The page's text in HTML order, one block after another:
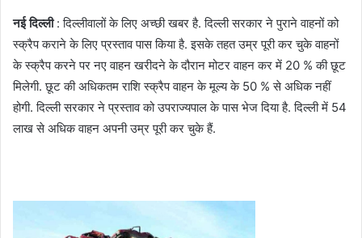
नई दिल्ली: दिल्लीवालों के लिए अच्छी खबर है. दिल्ली सरकार ने पुराने वाहनों को
स्क्रैप कराने के लिए प्रस्ताव पास किया है. इसके तहत उम्र पूरी कर चुके वाहनों
के स्क्रैप करने पर नए वाहन खरीदने के दौरान मोटर वाहन कर में 20 % की छूट
मिलेगी. छूट की अधिकतम राशि स्क्रैप वाहन के मूल्य के 50 % से अधिक नहीं
होगी. दिल्ली सरकार ने प्रस्ताव को उपराज्यपाल के पास भेज दिया है. दिल्ली में 54
लाख से अधिक वाहन अपनी उम्र पूरी कर चुके हैं.